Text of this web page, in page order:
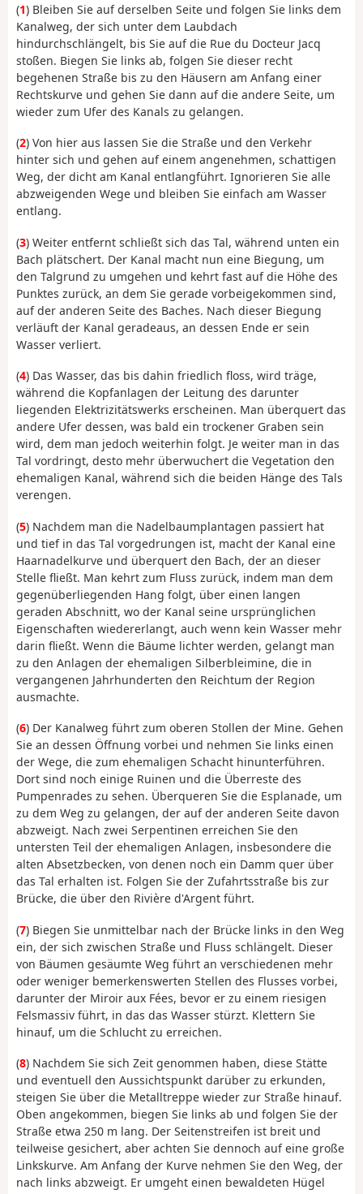
(1) Bleiben Sie auf derselben Seite und folgen Sie links dem
Kanalweg, der sich unter dem Laubdach
hindurchschlängelt, bis Sie auf die Rue du Docteur Jacq
stoßen. Biegen Sie links ab, folgen Sie dieser recht
begehenen Straße bis zu den Häusern am Anfang einer
Rechtskurve und gehen Sie dann auf die andere Seite, um
wieder zum Ufer des Kanals zu gelangen.
(2) Von hier aus lassen Sie die Straße und den Verkehr
hinter sich und gehen auf einem angenehmen, schattigen
Weg, der dicht am Kanal entlangführt. Ignorieren Sie alle
abzweigenden Wege und bleiben Sie einfach am Wasser
entlang.
(3) Weiter entfernt schließt sich das Tal, während unten ein
Bach plätschert. Der Kanal macht nun eine Biegung, um
den Talgrund zu umgehen und kehrt fast auf die Höhe des
Punktes zurück, an dem Sie gerade vorbeigekommen sind,
auf der anderen Seite des Baches. Nach dieser Biegung
verläuft der Kanal geradeaus, an dessen Ende er sein
Wasser verliert.
(4) Das Wasser, das bis dahin friedlich floss, wird träge,
während die Kopfanlagen der Leitung des darunter
liegenden Elektrizitätswerks erscheinen. Man überquert das
andere Ufer dessen, was bald ein trockener Graben sein
wird, dem man jedoch weiterhin folgt. Je weiter man in das
Tal vordringt, desto mehr überwuchert die Vegetation den
ehemaligen Kanal, während sich die beiden Hänge des Tals
verengen.
(5) Nachdem man die Nadelbaumplantagen passiert hat
und tief in das Tal vorgedrungen ist, macht der Kanal eine
Haarnadelkurve und überquert den Bach, der an dieser
Stelle fließt. Man kehrt zum Fluss zurück, indem man dem
gegenüberliegenden Hang folgt, über einen langen
geraden Abschnitt, wo der Kanal seine ursprünglichen
Eigenschaften wiedererlangt, auch wenn kein Wasser mehr
darin fließt. Wenn die Bäume lichter werden, gelangt man
zu den Anlagen der ehemaligen Silberbleimine, die in
vergangenen Jahrhunderten den Reichtum der Region
ausmachte.
(6) Der Kanalweg führt zum oberen Stollen der Mine. Gehen
Sie an dessen Öffnung vorbei und nehmen Sie links einen
der Wege, die zum ehemaligen Schacht hinunterführen.
Dort sind noch einige Ruinen und die Überreste des
Pumpenrades zu sehen. Überqueren Sie die Esplanade, um
zu dem Weg zu gelangen, der auf der anderen Seite davon
abzweigt. Nach zwei Serpentinen erreichen Sie den
untersten Teil der ehemaligen Anlagen, insbesondere die
alten Absetzbecken, von denen noch ein Damm quer über
das Tal erhalten ist. Folgen Sie der Zufahrtsstraße bis zur
Brücke, die über den Rivière d'Argent führt.
(7) Biegen Sie unmittelbar nach der Brücke links in den Weg
ein, der sich zwischen Straße und Fluss schlängelt. Dieser
von Bäumen gesäumte Weg führt an verschiedenen mehr
oder weniger bemerkenswerten Stellen des Flusses vorbei,
darunter der Miroir aux Fées, bevor er zu einem riesigen
Felsmassiv führt, in das das Wasser stürzt. Klettern Sie
hinauf, um die Schlucht zu erreichen.
(8) Nachdem Sie sich Zeit genommen haben, diese Stätte
und eventuell den Aussichtspunkt darüber zu erkunden,
steigen Sie über die Metalltreppe wieder zur Straße hinauf.
Oben angekommen, biegen Sie links ab und folgen Sie der
Straße etwa 250 m lang. Der Seitenstreifen ist breit und
teilweise gesichert, aber achten Sie dennoch auf eine große
Linkskurve. Am Anfang der Kurve nehmen Sie den Weg, der
nach links abzweigt. Er umgeht einen bewaldeten Hügel